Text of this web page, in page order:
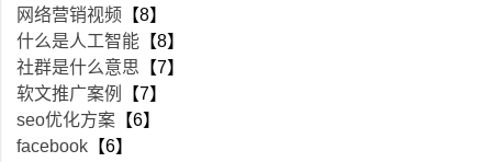
网络营销视频 【8】
什么是人工智能 【8】
社群是什么意思 【7】
软文推广案例
【7】
seo优化方案 【6】
facebook 【6】